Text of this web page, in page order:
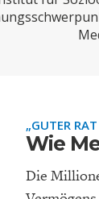
„GUTER
Wie
Die